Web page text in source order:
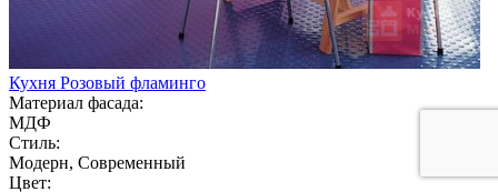
Кухня Розовый фламинго
Материал фасада:
МДФ
Стиль:
Модерн, Современный
Цвет: